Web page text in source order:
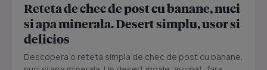
Reteta de chec de post cu banane, nuci
si apa minerala. Desert simplu, usor si
delicios
Descopera o reteta simpla de chec de post cu banane,